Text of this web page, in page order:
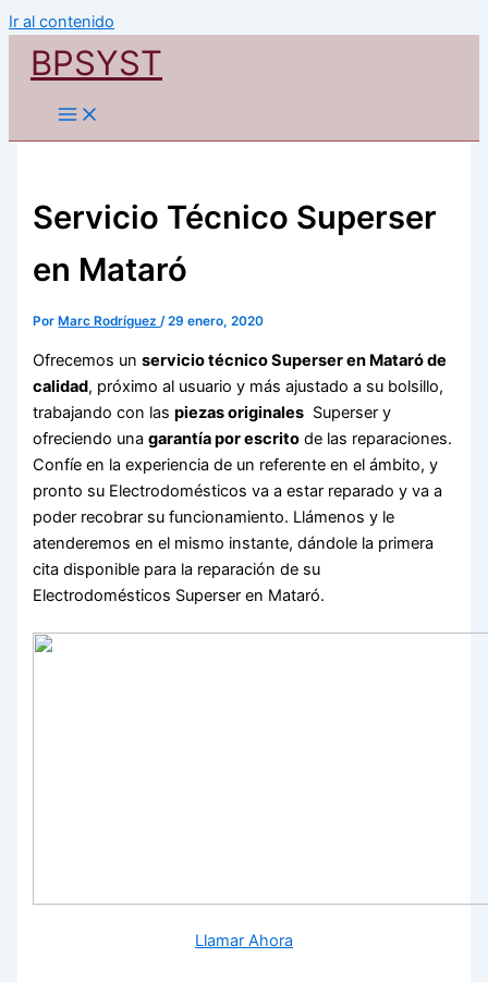
Ir al contenido
BPSYST
Servicio Técnico Superser
en Mataró
Por Marc Rodríguez/29 enero, 2020
Ofrecemos unservicio técnico Superser en Mataró de
calidad, próximo al usuario y más ajustado a su bolsillo,
trabajando con laspiezas originales Superser y
ofreciendo unagarantía por escrito de las reparaciones.
Confíe en la experiencia de un referente en el ámbito, y
pronto su Electrodomésticos va a estar reparado y va a
poder recobrar su funcionamiento. Llámenos y le
atenderemos en el mismo instante, dándole la primera
cita disponible para la reparación de su
Electrodomésticos Superser en Mataró.
Llamar Ahora